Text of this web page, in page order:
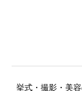
挙式・撮影・美